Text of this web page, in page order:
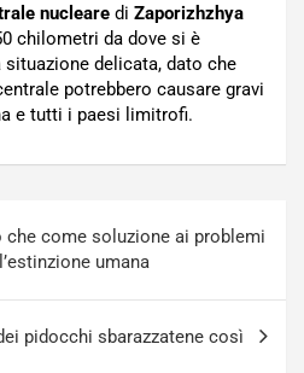
nucleare di Zaporizhzhya
chilometri da dove si è
delicata, dato che
potrebbero causare gravi
e tutti i paesi limitrofi.
come soluzione ai problemi
umana
pidocchi sbarazzatene così